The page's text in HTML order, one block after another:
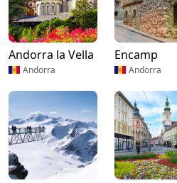
Andorra la Vella
Andorra
Encamp
Andorra